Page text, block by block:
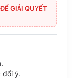
GIẢI QUYẾT
đổi ý.